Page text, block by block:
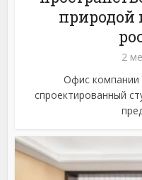
природой
2
Офис компании
спроектированный